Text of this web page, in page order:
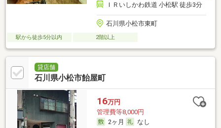
ＩＲいしかわ鉄道 小松駅 徒歩3分
石川県小松市東町
駅から徒歩5分以内 2階以上
貸店舗
石川県小松市飴屋町
16万円
管理費等8,000円
2ヶ月
なし